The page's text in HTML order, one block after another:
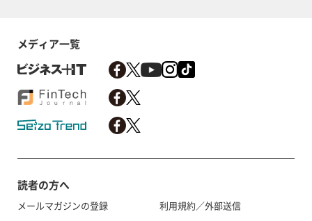
メディア一覧
読者の方へ
メールマガジンの登録
利用規約／外部送信